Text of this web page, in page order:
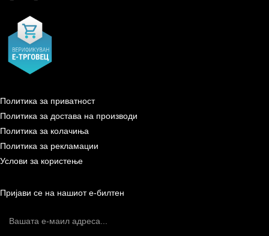
Политика за приватност
Политика за достава на производи
Политика за колачиња
Политика за рекламации
Услови за користење
Пријави се на нашиот е-билтен